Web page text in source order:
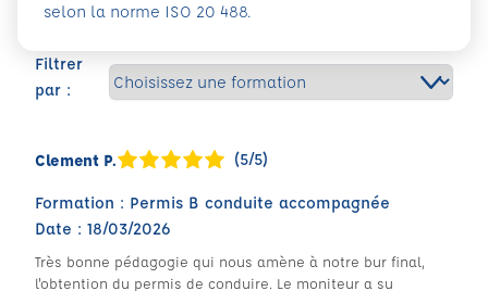
Filtrer
par :
Clement P. (5/5)
Formation : Permis B conduite accompagnée
Date : 18/03/2026
Très bonne pédagogie qui nous amène à notre bur final,
l'obtention du permis de conduire. Le moniteur a su
selon la norme ISO 20 488.